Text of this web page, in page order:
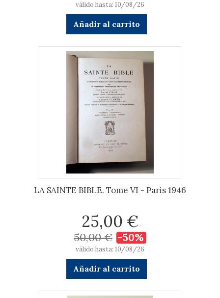
válido hasta: 10/08/26
Añadir al carrito
LA SAINTE BIBLE. Tome VI - Paris 1946
25,00 €
50,00 € -50%
válido hasta: 10/08/26
Añadir al carrito